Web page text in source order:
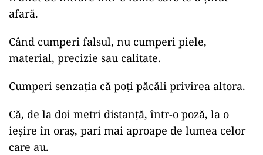
afară.
Când cumperi falsul, nu cumperi piele,
material, precizie sau calitate.
Cumperi senzația că poți păcăli privirea altora.
Că, de la doi metri distanță, într-o poză, la o
ieșire în oraș, pari mai aproape de lumea celor
care au.